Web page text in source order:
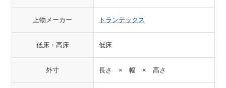
上物メーカー トランテックス
低床・高床 低床
外寸 長さ × 幅 × 高さ